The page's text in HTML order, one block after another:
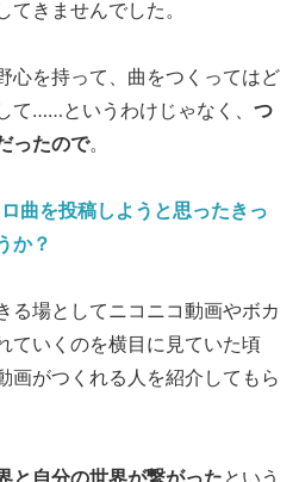
きませんでした。
心を持って、曲をつくってはど
て……というわけじゃなく、 つ
ったので。
曲を投稿しようと思ったきっ
か？
る場としてニコニコ動画やボカ
ていくのを横目に見ていた頃
画がつくれる人を紹介してもら
と自分の世界が繋がったという